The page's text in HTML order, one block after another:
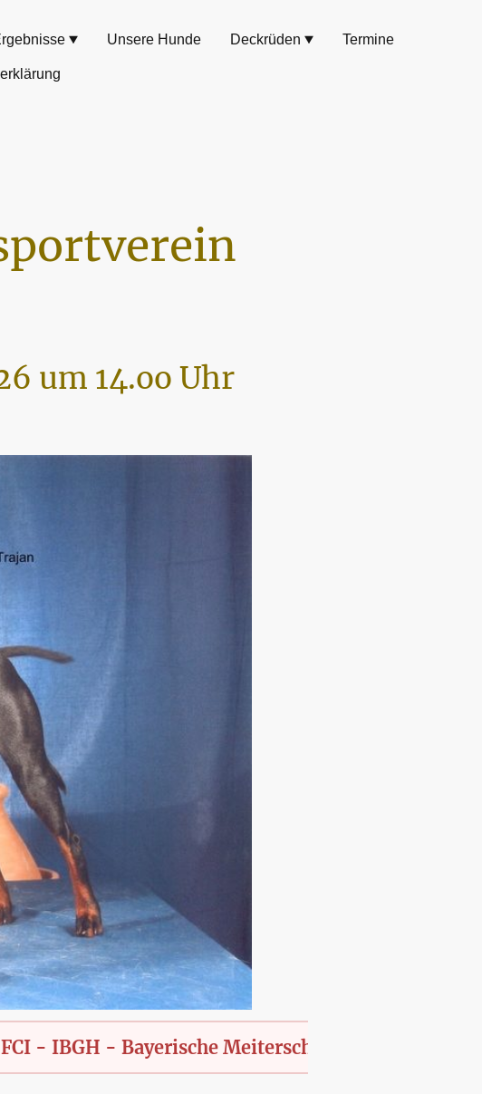
Unsere Hunde Deckrüden Termine
um 14.oo Uhr
- Bayerische Meiterschaft des KfT., offen für